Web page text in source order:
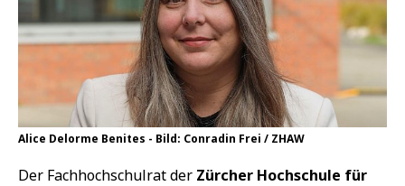
Alice Delorme Benites - Bild: Conradin Frei / ZHAW
Der Fachhochschulrat der Zürcher Hochschule für